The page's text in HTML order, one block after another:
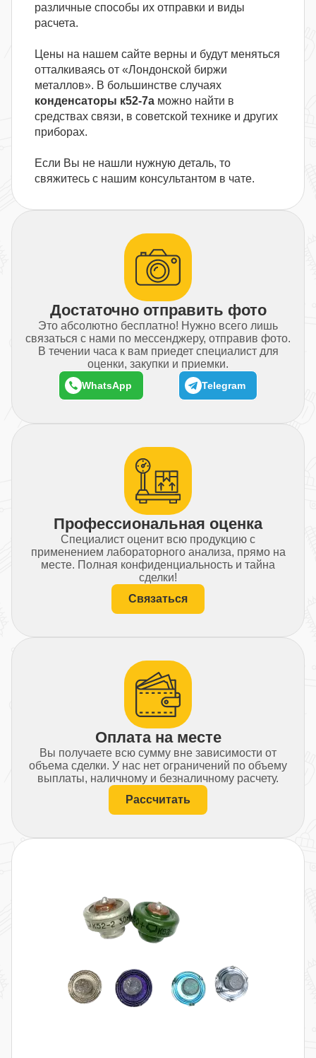
различные способы их отправки и виды
расчета.
Цены на нашем сайте верны и будут меняться
отталкиваясь от «Лондонской биржи
металлов». В большинстве случаях
конденсаторы к52-7а можно найти в
средствах связи, в советской технике и других
приборах.
Если Вы не нашли нужную деталь, то
свяжитесь с нашим консультантом в чате.
Достаточно отправить фото
Это абсолютно бесплатно! Нужно всего лишь
связаться с нами по мессенджеру, отправив фото.
В течении часа к вам приедет специалист для
оценки, закупки и приемки.
WhatsApp Telegram
Профессиональная оценка
Специалист оценит всю продукцию с
применением лабораторного анализа, прямо на
месте. Полная конфиденциальность и тайна
сделки!
Связаться
Оплата на месте
Вы получаете всю сумму вне зависимости от
объема сделки. У нас нет ограничений по объему
выплаты, наличному и безналичному расчету.
Рассчитать